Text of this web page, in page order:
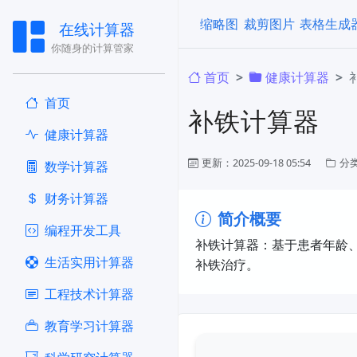
在线计算器
你随身的计算管家
首页
健康计算器
​数学计算器
财务计算器
编程开发工具
生活实用计算器
工程技术计算器
教育学习计算器
缩略图 裁剪图片 表格生成
首页 健康计算器
补铁计算器
更新：2025-09-18 05:54 分
简介概要
补铁计算器：基于患者年龄
补铁治疗。​